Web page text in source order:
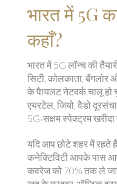
भारत में 5G
कहाँ?
भारत में 5G लॉन्च की
सिटी, कोलकाता, बैंगलोर
के पैायलट नेटवर्क चालू
एयरटेल, जियो, वैडो
5G‑सक्षम स्पेक्ट्रम
यदि आप छोटे शहर में रहते
कनेक्टिविटी आपके पास
कवरेज को 70% तक ले